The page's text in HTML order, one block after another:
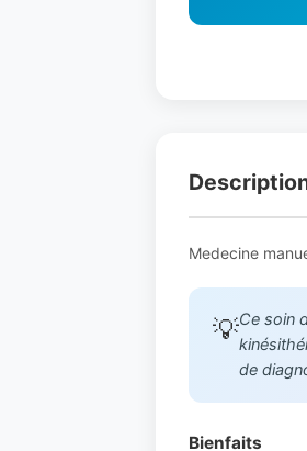
Medecine
💡Ce soin
de
Bienfaits